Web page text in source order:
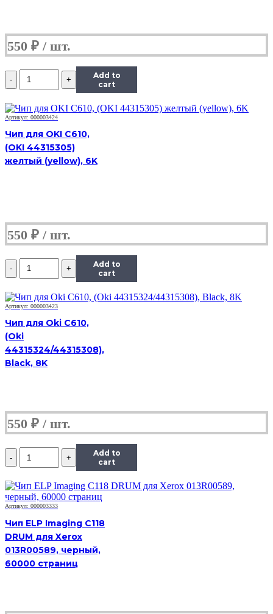
Y,
2,3K
550 ₽
Количество
Чип
Black
к
картриджу
HP
CLJ
Pro
Y,
2,3K
Add to
cart
Артикул: 000003424
Чип для OKI C610,
(OKI 44315305)
желтый (yellow), 6K
550 ₽
Количество
Чип
Black
к
картриджу
HP
CLJ
Pro
M452/MFP
Y,
2,3K
Add to
cart
Артикул: 000003423
Чип для Oki C610,
(Oki
44315324/44315308),
Black, 8K
550 ₽
Количество
Чип
Black
к
картриджу
CLJ
Pro
M452/MFP
M477/M377
Add to
cart
Артикул: 000003333
Чип ELP Imaging C118
DRUM для Xerox
013R00589, черный,
60000 страниц